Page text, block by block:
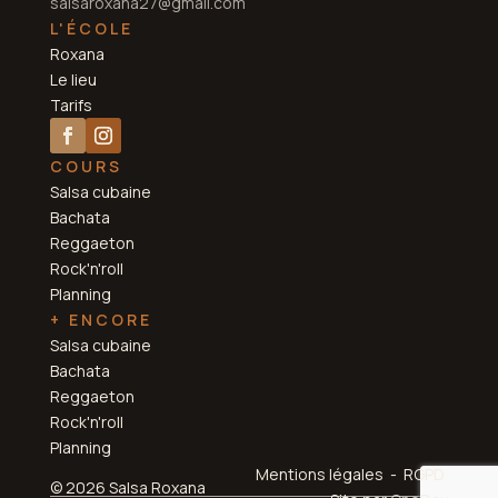
L'ÉCOLE
Roxana
Le lieu
Tarifs
COURS
Salsa cubaine
Bachata
Reggaeton
Rock'n'roll
Planning
+ ENCORE
Salsa cubaine
Bachata
Reggaeton
Rock'n'roll
Planning
© 2026 Salsa Roxana
Mentions légales - RGPD